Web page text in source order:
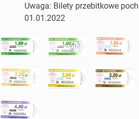
Uwaga: Bilety przebitkowe
01.01.2022